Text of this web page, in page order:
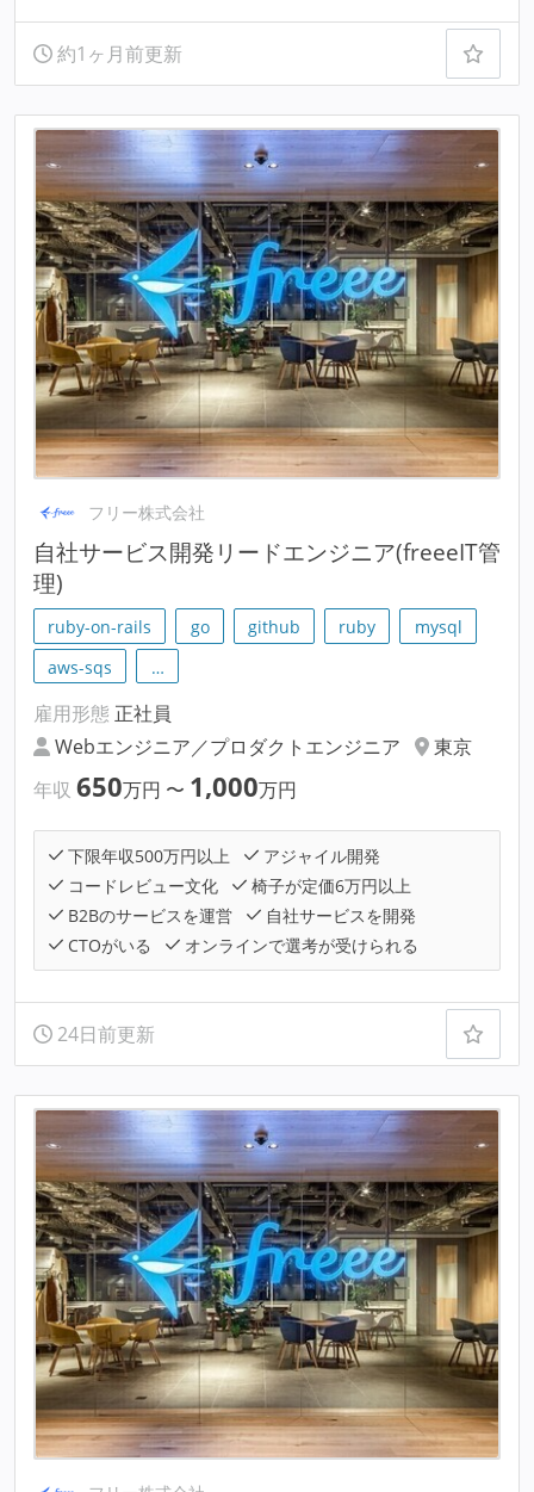
約1ヶ月前更新
フリー株式会社
自社サービス開発リードエンジニア(freeeIT管
理)
ruby-on-rails go github ruby
mysql
aws-sqs
…
雇用形態 正社員
Webエンジニア／プロダクトエンジニア
東京
年収 650万円 〜 1,000万円
下限年収500万円以上
アジャイル開発
コードレビュー文化
椅子が定価6万円以上
B2Bのサービスを運営
自社サービスを開発
CTOがいる
オンラインで選考が受けられる
24日前更新